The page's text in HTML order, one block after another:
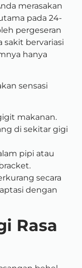
merasakan
pada 24-
pergeseran
sakit bervariasi
hanya
sensasi
makanan.
di sekitar gigi
pipi atau
secara
dengan
Rasa